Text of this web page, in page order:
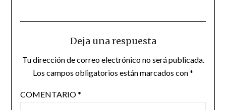
Deja una respuesta
Tu dirección de correo electrónico no será publicada.
Los campos obligatorios están marcados con*
COMENTARIO*